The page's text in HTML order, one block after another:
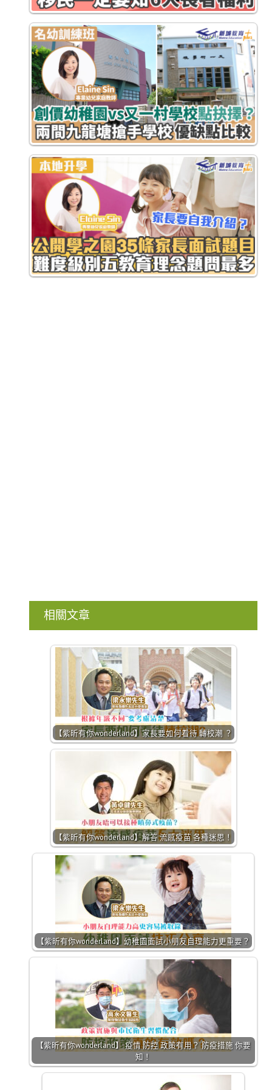
相關文章
【紫昕有你wonderland】家長要如何看待 轉校潮 ？
【紫昕有你wonderland】解答 流感疫苗 各種迷思！
【紫昕有你wonderland】幼稚園面試小朋友自理能力更重要？
【紫昕有你wonderland】 疫情 防控 政策有用？ 防疫措施 你要
知！